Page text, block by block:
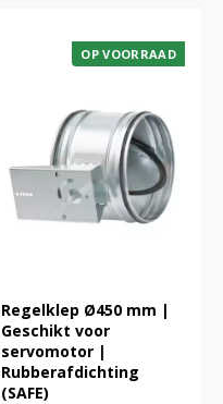
OP VOORRAAD
Regelklep Ø450 mm |
Geschikt voor
servomotor |
Rubberafdichting
(SAFE)